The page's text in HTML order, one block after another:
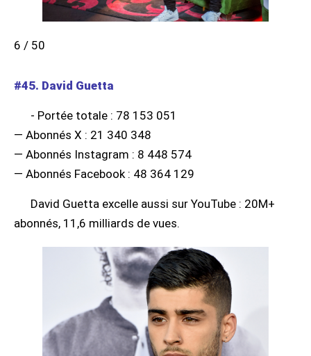
6 / 50
#45. David Guetta
- Portée totale : 78 153 051
— Abonnés X : 21 340 348
— Abonnés Instagram : 8 448 574
— Abonnés Facebook : 48 364 129
David Guetta excelle aussi sur YouTube : 20M+
abonnés, 11,6 milliards de vues.